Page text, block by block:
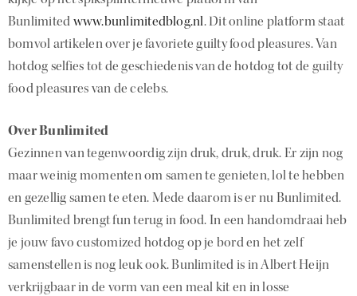
Bunlimitedwww.bunlimitedblog.nl. Dit online platform staat
bomvol artikelen over je favoriete guilty food pleasures. Van
hotdog selfies tot de geschiedenis van de hotdog tot de guilty
food pleasures van de celebs.
Over Bunlimited
Gezinnen van tegenwoordig zijn druk, druk, druk. Er zijn nog
maar weinig momenten om samen te genieten, lol te hebben
en gezellig samen te eten. Mede daarom is er nu Bunlimited.
Bunlimited brengt fun terug in food. In een handomdraai heb
je jouw favo customized hotdog op je bord en het zelf
samenstellen is nog leuk ook. Bunlimited is in Albert Heijn
verkrijgbaar in de vorm van een meal kit en in losse